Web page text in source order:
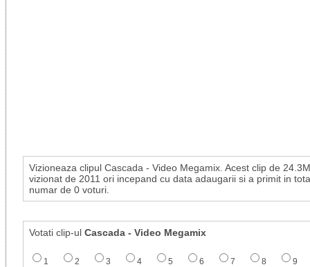
Vizioneaza clipul Cascada - Video Megamix. Acest clip de
vizionat de 2011 ori incepand cu data adaugarii si a primit in
numar de 0 voturi.
Votati clip-ul Cascada - Video Megamix
1 2 3 4 5 6 7 8 9